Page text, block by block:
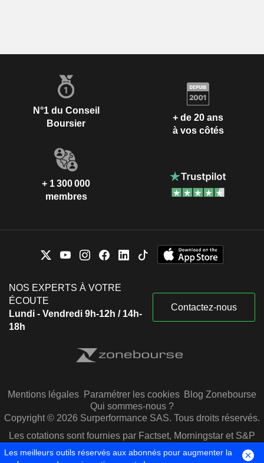
N°1 du Conseil
Boursier
+ de 20 ans
à vos côtés
+ 1 300 000
membres
NOS EXPERTS À VOTRE
ÉCOUTE
Lundi - Vendredi 9h-12h / 14h-
18h
Contactez-nous
Mentions légales Paramétrer les cookies Blog Zonebourse
Qui sommes-nous ?
Copyright © 2026 Surperformance SAS. Tous droits réservés.
Les cotations sont fournies par Factset, Morningstar et S&P
Capital IQ
Les meilleurs outils réservés aux abonnés pour augmenter la